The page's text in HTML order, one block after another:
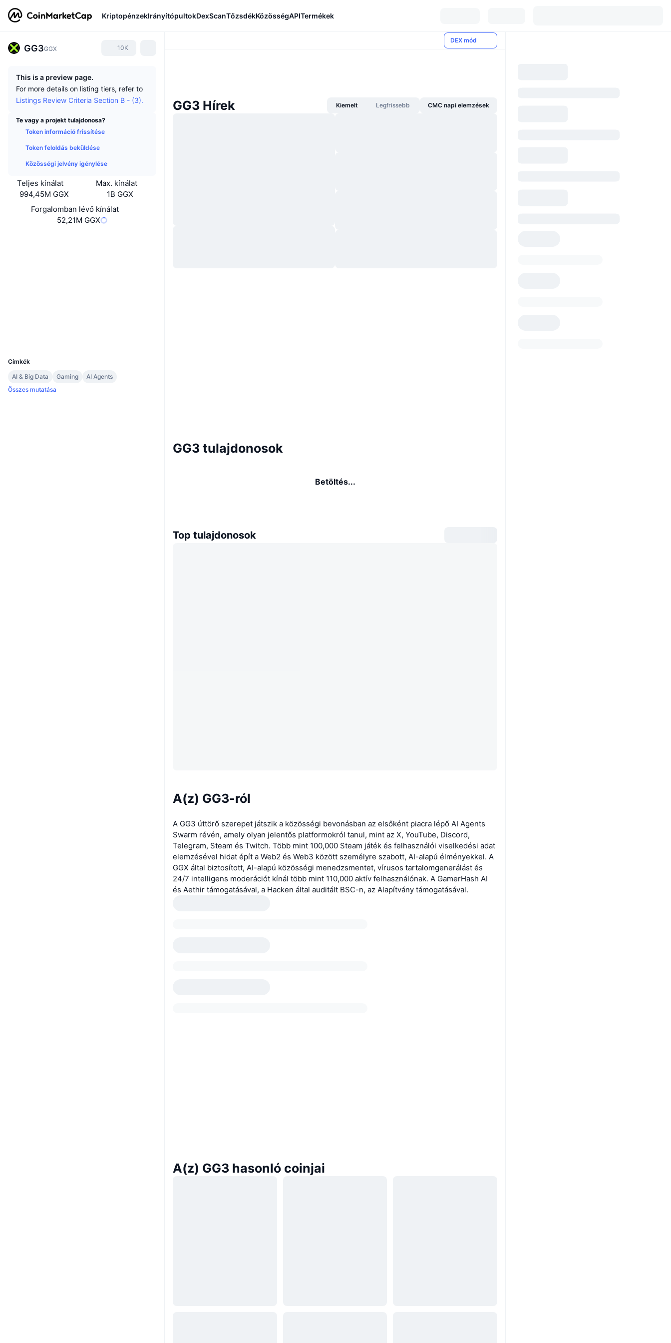
KriptopénzekIrányítópultokDexScanTőzsdékKözösségAPITermékek
GG3GGX 10K
This is a preview page.
For more details on listing tiers, refer to
Listings Review Criteria Section B - (3).
Te vagy a projekt tulajdonosa?
Token információ frissítése
Token feloldás beküldése
Közösségi jelvény igénylése
Teljes kínálat
994,45M GGX
Max. kínálat
1B GGX
Forgalomban lévő kínálat
52,21M GGX
Címkék
AI & Big Data
Gaming
AI Agents
Összes mutatása
DEX mód
GG3 Hírek Kiemelt Legfrissebb CMC napi elemzések
GG3 tulajdonosok
Betöltés...
Top tulajdonosok
A(z) GG3-ról
A GG3 úttörő szerepet játszik a közösségi bevonásban az elsőként piacra lépő AI Agents
Swarm révén, amely olyan jelentős platformokról tanul, mint az X, YouTube, Discord,
Telegram, Steam és Twitch. Több mint 100,000 Steam játék és felhasználói viselkedési adat
elemzésével hidat épít a Web2 és Web3 között személyre szabott, AI-alapú élményekkel. A
GGX által biztosított, AI-alapú közösségi menedzsmentet, vírusos tartalomgenerálást és
24/7 intelligens moderációt kínál több mint 110,000 aktív felhasználónak. A GamerHash AI
és Aethir támogatásával, a Hacken által auditált BSC-n, az Alapítvány támogatásával.
A(z) GG3 hasonló coinjai